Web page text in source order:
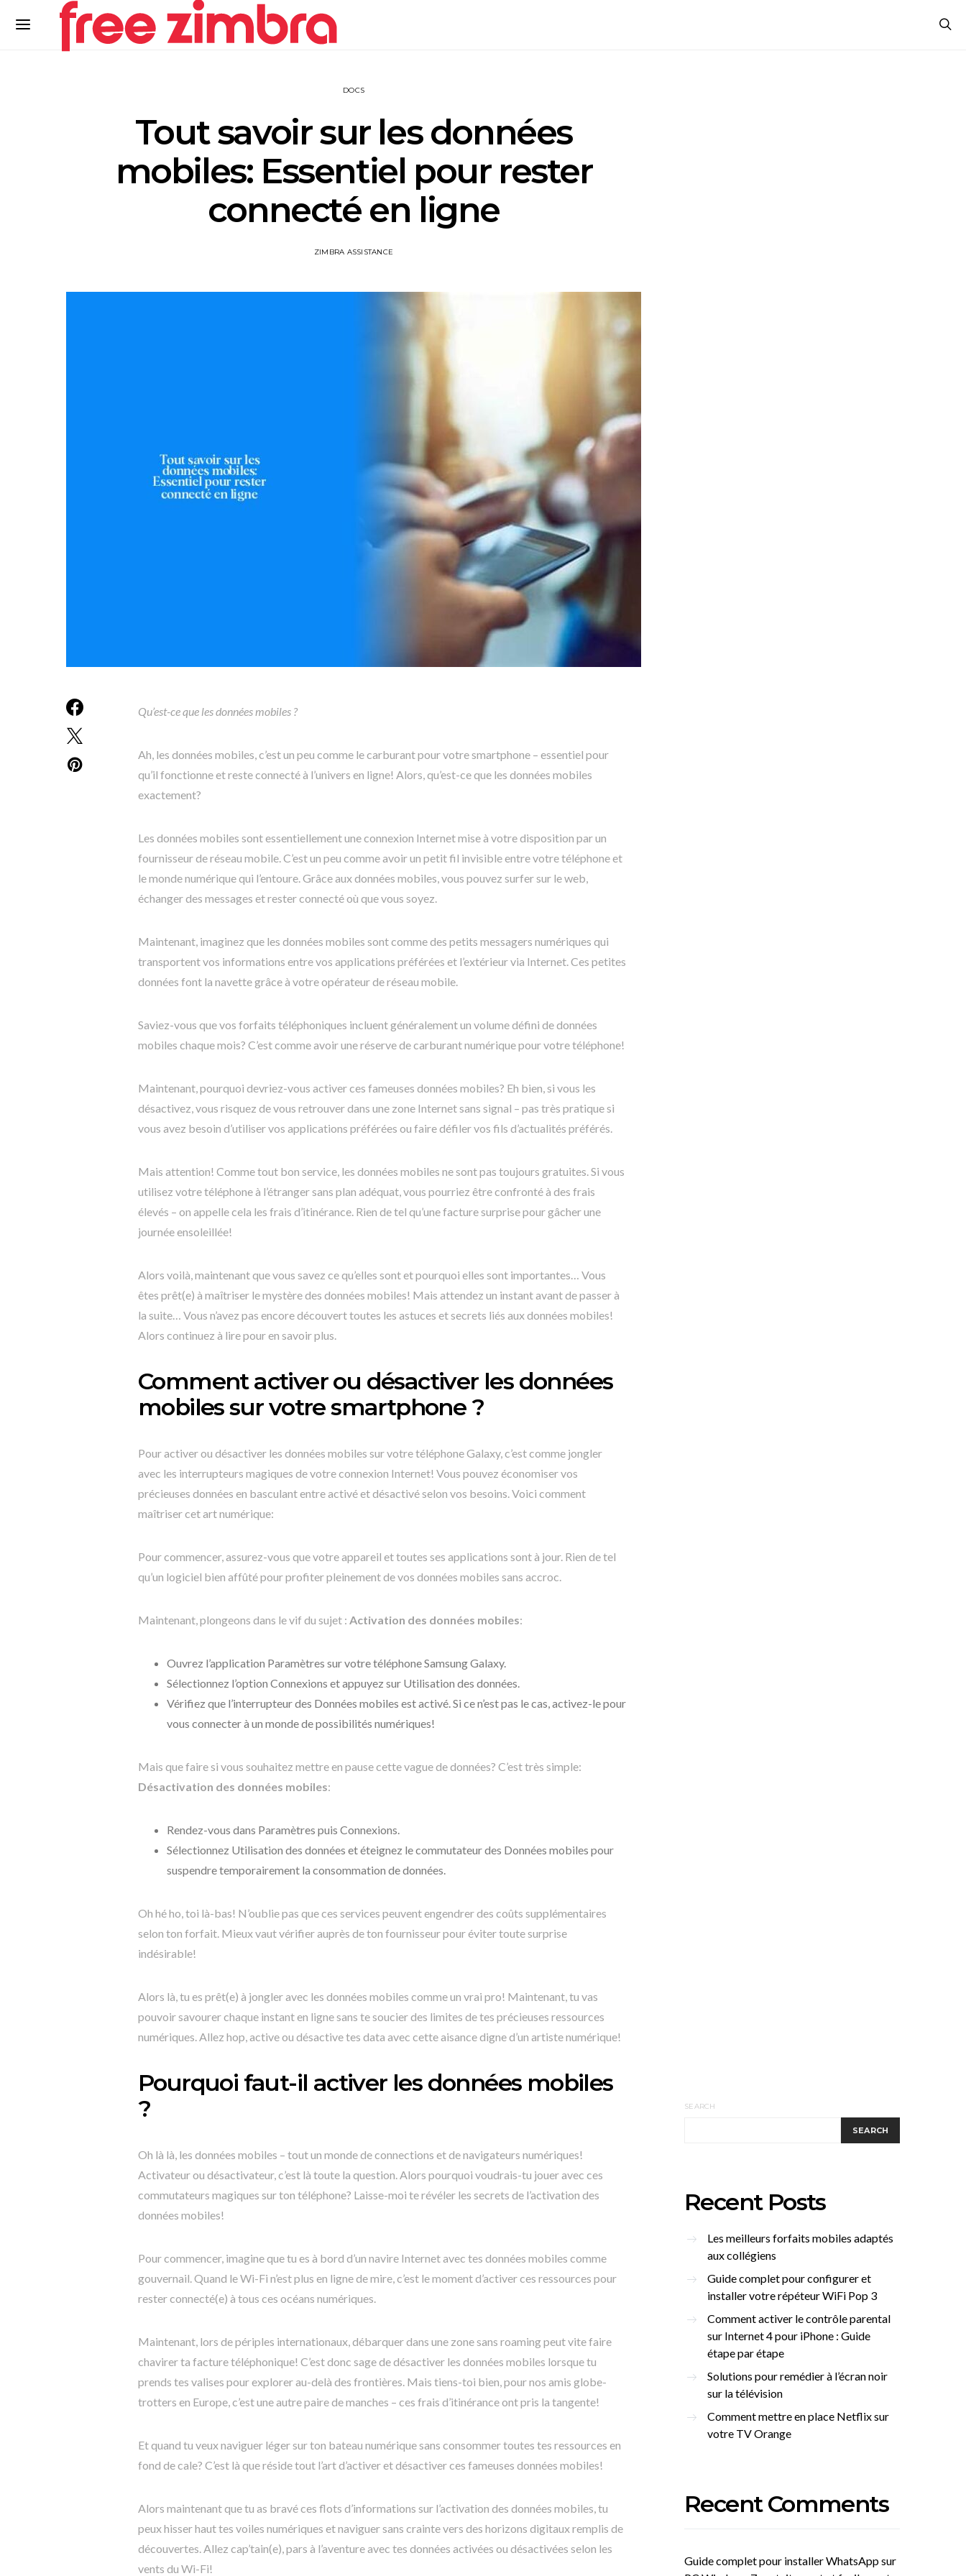
DOCS
Tout savoir sur les données
mobiles: Essentiel pour rester
connecté en ligne
ZIMBRA ASSISTANCE
Qu’est-ce que les données mobiles ?
Ah, les données mobiles, c’est un peu comme le carburant pour votre smartphone – essentiel pour
qu’il fonctionne et reste connecté à l’univers en ligne! Alors, qu’est-ce que les données mobiles
exactement?
Les données mobiles sont essentiellement une connexion Internet mise à votre disposition par un
fournisseur de réseau mobile. C’est un peu comme avoir un petit fil invisible entre votre téléphone et
le monde numérique qui l’entoure. Grâce aux données mobiles, vous pouvez surfer sur le web,
échanger des messages et rester connecté où que vous soyez.
Maintenant, imaginez que les données mobiles sont comme des petits messagers numériques qui
transportent vos informations entre vos applications préférées et l’extérieur via Internet. Ces petites
données font la navette grâce à votre opérateur de réseau mobile.
Saviez-vous que vos forfaits téléphoniques incluent généralement un volume défini de données
mobiles chaque mois? C’est comme avoir une réserve de carburant numérique pour votre téléphone!
Maintenant, pourquoi devriez-vous activer ces fameuses données mobiles? Eh bien, si vous les
désactivez, vous risquez de vous retrouver dans une zone Internet sans signal – pas très pratique si
vous avez besoin d’utiliser vos applications préférées ou faire défiler vos fils d’actualités préférés.
Mais attention! Comme tout bon service, les données mobiles ne sont pas toujours gratuites. Si vous
utilisez votre téléphone à l’étranger sans plan adéquat, vous pourriez être confronté à des frais
élevés – on appelle cela les frais d’itinérance. Rien de tel qu’une facture surprise pour gâcher une
journée ensoleillée!
Alors voilà, maintenant que vous savez ce qu’elles sont et pourquoi elles sont importantes… Vous
êtes prêt(e) à maîtriser le mystère des données mobiles! Mais attendez un instant avant de passer à
la suite… Vous n’avez pas encore découvert toutes les astuces et secrets liés aux données mobiles!
Alors continuez à lire pour en savoir plus.
Comment activer ou désactiver les données
mobiles sur votre smartphone ?
Pour activer ou désactiver les données mobiles sur votre téléphone Galaxy, c’est comme jongler
avec les interrupteurs magiques de votre connexion Internet! Vous pouvez économiser vos
précieuses données en basculant entre activé et désactivé selon vos besoins. Voici comment
maîtriser cet art numérique:
Pour commencer, assurez-vous que votre appareil et toutes ses applications sont à jour. Rien de tel
qu’un logiciel bien affûté pour profiter pleinement de vos données mobiles sans accroc.
Maintenant, plongeons dans le vif du sujet : Activation des données mobiles:
Ouvrez l’application Paramètres sur votre téléphone Samsung Galaxy.
Sélectionnez l’option Connexions et appuyez sur Utilisation des données.
Vérifiez que l’interrupteur des Données mobiles est activé. Si ce n’est pas le cas, activez-le pour
vous connecter à un monde de possibilités numériques!
Mais que faire si vous souhaitez mettre en pause cette vague de données? C’est très simple:
Désactivation des données mobiles:
Rendez-vous dans Paramètres puis Connexions.
Sélectionnez Utilisation des données et éteignez le commutateur des Données mobiles pour
suspendre temporairement la consommation de données.
Oh hé ho, toi là-bas! N’oublie pas que ces services peuvent engendrer des coûts supplémentaires
selon ton forfait. Mieux vaut vérifier auprès de ton fournisseur pour éviter toute surprise
indésirable!
Alors là, tu es prêt(e) à jongler avec les données mobiles comme un vrai pro! Maintenant, tu vas
pouvoir savourer chaque instant en ligne sans te soucier des limites de tes précieuses ressources
numériques. Allez hop, active ou désactive tes data avec cette aisance digne d’un artiste numérique!
Pourquoi faut-il activer les données mobiles
?
Oh là là, les données mobiles – tout un monde de connections et de navigateurs numériques!
Activateur ou désactivateur, c’est là toute la question. Alors pourquoi voudrais-tu jouer avec ces
commutateurs magiques sur ton téléphone? Laisse-moi te révéler les secrets de l’activation des
données mobiles!
Pour commencer, imagine que tu es à bord d’un navire Internet avec tes données mobiles comme
gouvernail. Quand le Wi-Fi n’est plus en ligne de mire, c’est le moment d’activer ces ressources pour
rester connecté(e) à tous ces océans numériques.
Maintenant, lors de périples internationaux, débarquer dans une zone sans roaming peut vite faire
chavirer ta facture téléphonique! C’est donc sage de désactiver les données mobiles lorsque tu
prends tes valises pour explorer au-delà des frontières. Mais tiens-toi bien, pour nos amis globe-
trotters en Europe, c’est une autre paire de manches – ces frais d’itinérance ont pris la tangente!
Et quand tu veux naviguer léger sur ton bateau numérique sans consommer toutes tes ressources en
fond de cale? C’est là que réside tout l’art d’activer et désactiver ces fameuses données mobiles!
Alors maintenant que tu as bravé ces flots d’informations sur l’activation des données mobiles, tu
peux hisser haut tes voiles numériques et naviguer sans crainte vers des horizons digitaux remplis de
découvertes. Allez cap’tain(e), pars à l’aventure avec tes données activées ou désactivées selon les
vents du Wi-Fi!
SEARCH
SEARCH
Recent Posts
Les meilleurs forfaits mobiles adaptés
aux collégiens
Guide complet pour configurer et
installer votre répéteur WiFi Pop 3
Comment activer le contrôle parental
sur Internet 4 pour iPhone : Guide
étape par étape
Solutions pour remédier à l’écran noir
sur la télévision
Comment mettre en place Netflix sur
votre TV Orange
Recent Comments
Guide complet pour installer WhatsApp sur